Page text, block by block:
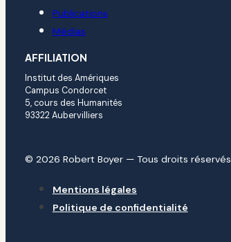
Publications
Médias
AFFILIATION
Institut des Amériques
Campus Condorcet
5, cours des Humanités
93322 Aubervilliers
© 2026 Robert Boyer — Tous droits réservés
Mentions légales
Politique de confidentialité